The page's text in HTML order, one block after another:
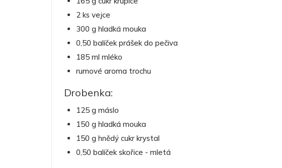
2 ks vejce
300 g hladká mouka
0,50 balíček prášek do pečiva
185 ml mléko
rumové aroma trochu
Drobenka:
125 g máslo
150 g hladká mouka
150 g hnědý cukr krystal
0,50 balíček skořice - mletá